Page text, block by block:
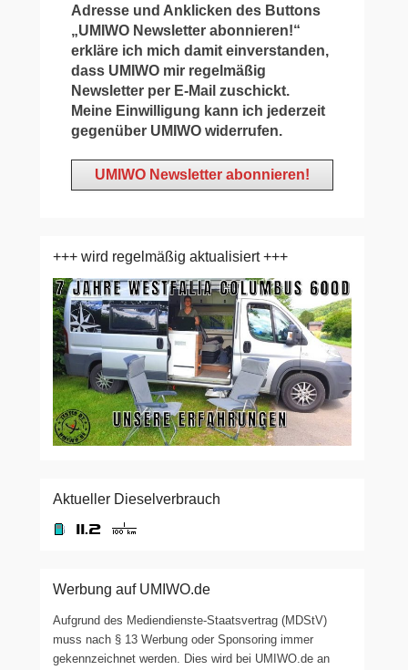
Adresse und Anklicken des Buttons
„UMIWO Newsletter abonnieren!“
erkläre ich mich damit einverstanden,
dass UMIWO mir regelmäßig
Newsletter per E-Mail zuschickt.
Meine Einwilligung kann ich jederzeit
gegenüber UMIWO widerrufen.
+++ wird regelmäßig aktualisiert +++
Aktueller Dieselverbrauch
Werbung auf UMIWO.de
Aufgrund des Mediendienste-Staatsvertrag (MDStV)
muss nach § 13 Werbung oder Sponsoring immer
gekennzeichnet werden. Dies wird bei UMIWO.de an